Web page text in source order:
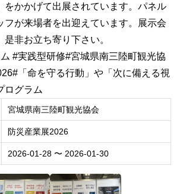
をかかげて出展されています。パネル
フが来場者を出迎えています。展示会
非お立ち寄り下さい。
#実践型研修#宮城県南三陸町観光協
「命を守る行動」や「次に備える視
ログラム
宮城県南三陸町観光協会
防災産業展2026
2026-01-28 〜 2026-01-30